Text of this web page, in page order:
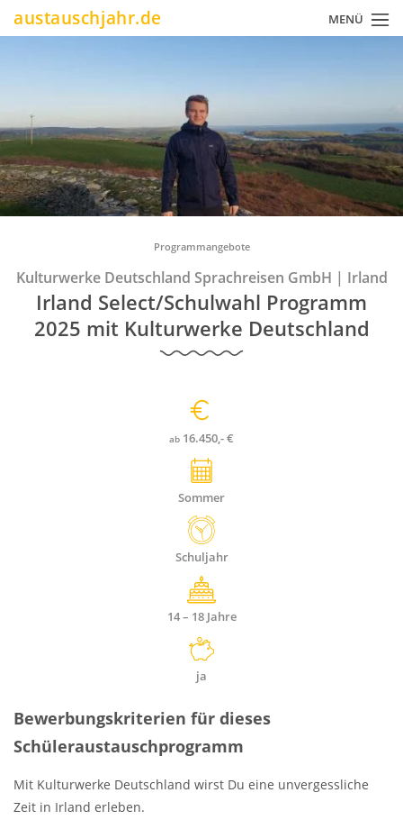
Direkt
zum
austauschjahr.de MENÜ
Programmangebote
Kulturwerke Deutschland Sprachreisen GmbH | Irland
Irland Select/Schulwahl Programm
2025 mit Kulturwerke Deutschland
ab 16.450,- €
Sommer
Schuljahr
14 – 18 Jahre
ja
Bewerbungskriterien für dieses
Schüleraustauschprogramm
Mit Kulturwerke Deutschland wirst Du eine unvergessliche
Zeit in Irland erleben.